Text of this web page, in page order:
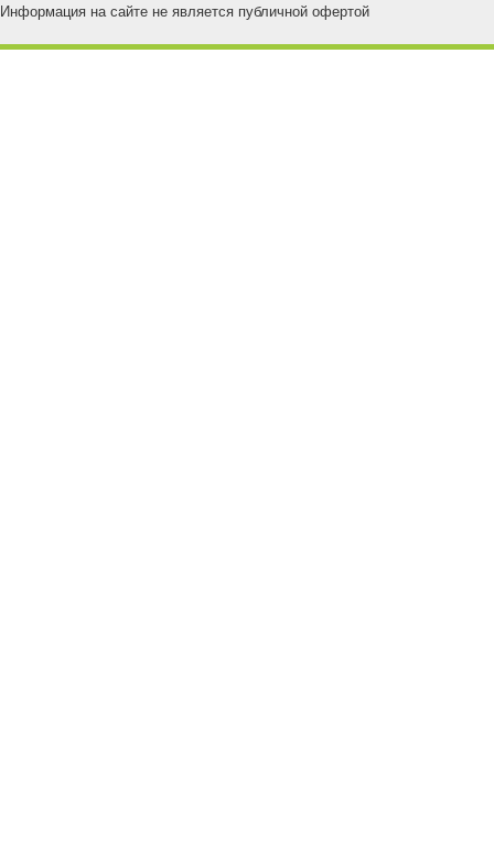
Информация на сайте не является публичной офертой